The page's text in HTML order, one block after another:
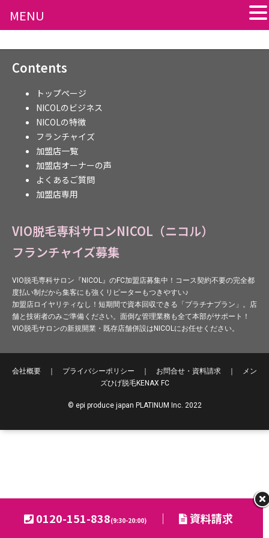
Contents
トップページ
NICOLのビジネス
NICOLの特徴
フランチャイズ
加盟店一覧
加盟店オーナーの声
よくあるご質問
加盟店専用
VIO脱毛専科サロンNICOL（ニコル）
フランチャイズ募集
VIO脱毛専科サロン『NICOL』のFC加盟店募集中！コース契約不要の完全都
度払い制だから集客にも強くリピーターもつきやすい♪
加盟店ロイヤリティなし！短期間で資本回収できる「プラチナプラン」。店
舗と技術者のみご準備ください。面倒な管理業務も全て本部がサポート！
VIO脱毛サロンの新規開業・既存店舗併設はNICOLにお任せください。
会社概要 プライバシーポリシー お問合せ・資料請求
メン
ズひげ脱毛KENAX FC
© epi produce japan PLATINUM Inc. 2022
0120-151-838(9:30-20:00) ｜ 資料請求
MENU